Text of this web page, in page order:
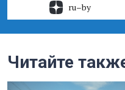
ru–by
Читайте